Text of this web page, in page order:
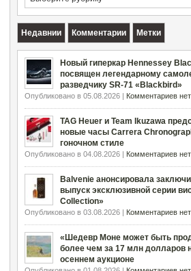
Недавнии Комментарии Метки
Новый гиперкар Hennessey
посвящен легендарному
разведчику SR-71 «Blackbird»
Опубликовано в 05.08.2026 | Комментариев нет
TAG Heuer и Team Ikuzawa
новые часы Carrera
гоночном стиле
Опубликовано в 04.08.2026 | Комментариев нет
Balvenie анонсировала
выпуск эксклюзивной серии
Collection»
Опубликовано в 03.08.2026 | Комментариев нет
«Шедевр Моне может быть
более чем за 17 млн долларов
осеннем аукционе